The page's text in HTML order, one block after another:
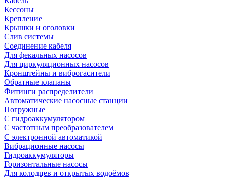
Кессоны
Крепление
Крышки и оголовки
Слив системы
Соединение кабеля
Для фекальных насосов
Для циркуляционных насосов
Кронштейны и виброгасители
Обратные клапаны
Фитинги распределители
Автоматические насосные станции
Погружные
С гидроаккумулятором
С частотным преобразователем
С электронной автоматикой
Вибрационные насосы
Гидроаккумуляторы
Горизонтальные насосы
Для колодцев и открытых водоёмов